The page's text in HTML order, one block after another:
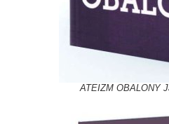
ATEIZM OBALONY